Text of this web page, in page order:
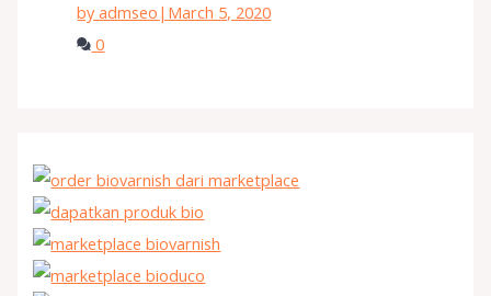
by admseo | March 5, 2020
0